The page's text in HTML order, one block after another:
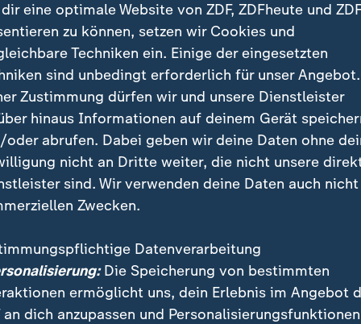
mit einer Reform Geringverdienern die private
ersetzt ein neues Modell die mittlerweile
eine optimale Website von ZDF, ZDFheute und
zu können, setzen wir Cookies und
Techniken ein. Einige der eingesetzten
sind unbedingt erforderlich für unser
Zustimmung dürfen wir und unsere Dienstleister
hinaus Informationen auf deinem Gerät
oder abrufen. Dabei geben wir deine Daten ohne
nicht an Dritte weiter, die nicht unsere
sind. Wir verwenden deine Daten auch nicht
Zwecken.
Datenverarbeitung
Die Speicherung von bestimmten
ermöglicht uns, dein Erlebnis im Angebot
an dich anzupassen und Personalisierungsfunktionen